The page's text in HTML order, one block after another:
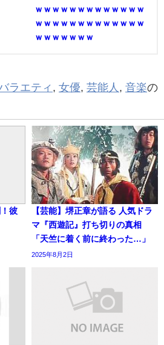
ｗｗｗｗｗｗｗｗｗｗｗｗｗ
ｗｗｗｗｗｗｗｗｗｗｗｗｗ
ｗｗｗｗｗｗｗ
ラエティ , 女優, 芸能人 , 音楽の
彼
【芸能】堺正章が語る 人気ドラ
マ『西遊記』打ち切りの真相
「天竺に着く前に終わった…」
2025年8月2日